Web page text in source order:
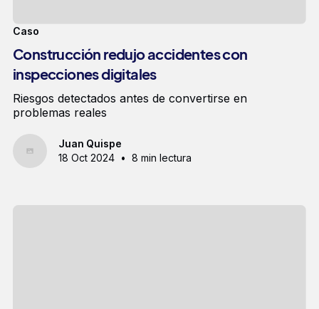
Caso
Construcción redujo accidentes con
inspecciones digitales
Riesgos detectados antes de convertirse en
problemas reales
Juan Quispe
18 Oct 2024 • 8 min lectura